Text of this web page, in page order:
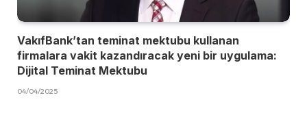
VakıfBank’tan teminat mektubu kullanan
firmalara vakit kazandıracak yeni bir uygulama:
Dijital Teminat Mektubu
04/04/2025